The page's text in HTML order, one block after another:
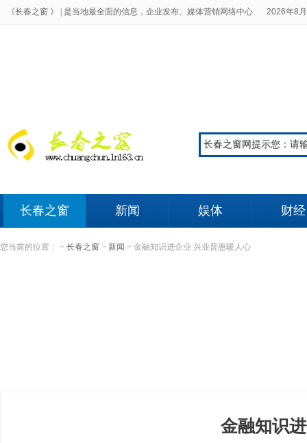
《长春之窗 》 | 是当地最全面的信息，企业发布。媒体营销网络中心 2026年8
长春之窗 新闻 娱体 财经
您当前的位置： > 长春之窗 > 新闻 > 金融知识进企业 兴业普惠暖人心
金融知识